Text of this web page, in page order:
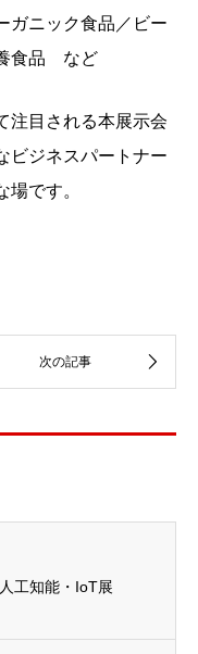
ガニック食品／ビー
食品 など
注目される本展示会
ビジネスパートナー
です。
工知能・IoT展